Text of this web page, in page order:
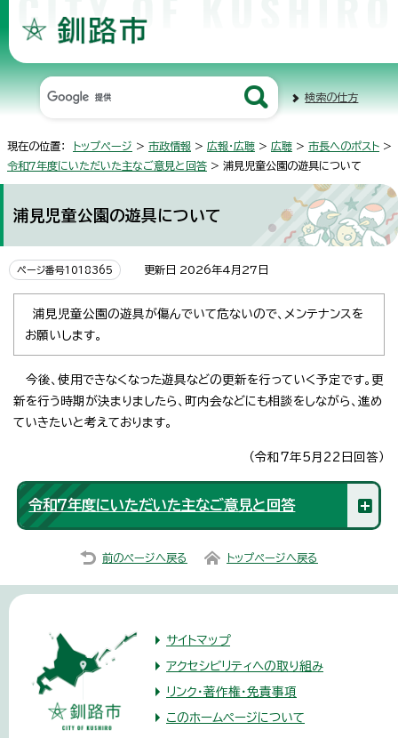
検索の仕方
現在の位置： トップページ > 市政情報 > 広報・広聴 > 広聴 > 市長へのポスト >
令和7年度にいただいた主なご意見と回答 > 浦見児童公園の遊具について
浦見児童公園の遊具について
ページ番号1018365 更新日 2026年4月27日
浦見児童公園の遊具が傷んでいて危ないので、メンテナンスを
お願いします。
今後、使用できなくなった遊具などの更新を行っていく予定です。更
新を行う時期が決まりましたら、町内会などにも相談をしながら、進め
ていきたいと考えております。
（令和7年5月22日回答）
令和7年度にいただいた主なご意見と回答
前のページへ戻る トップページへ戻る
サイトマップ
アクセシビリティへの取り組み
リンク・著作権・免責事項
このホームページについて